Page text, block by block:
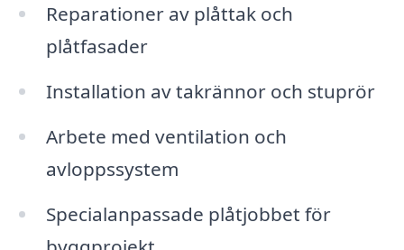
Reparationer av plåttak och
plåtfasader
Installation av takrännor och stuprör
Arbete med ventilation och
avloppssystem
Specialanpassade plåtjobbet för